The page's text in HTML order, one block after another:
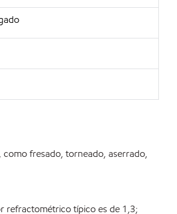
fresado, torneado, aserrado,
refractométrico típico es de 1,3;